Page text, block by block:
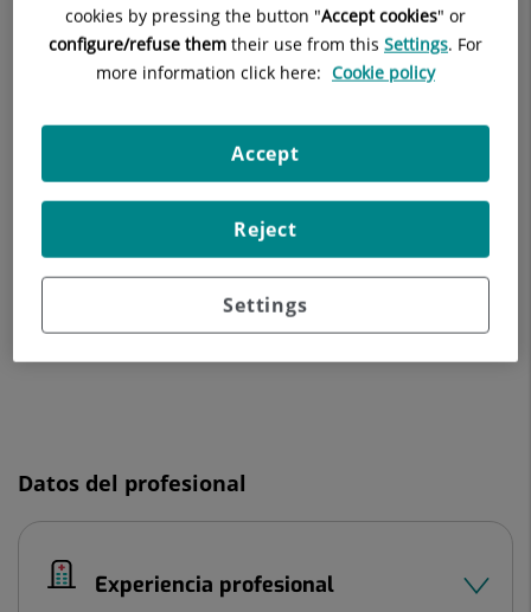
Datos destacados
Bier anaemic spots, cyanosis and urticaria-
like eruption syndrome: Report of two new
de
Datos del profesional
Experiencia profesional
cookies by pressing the button "Accept cookies" or
configure/refuse them their use from this Settings. For
more information click here: Cookie policy
Settings
Reject
Accept